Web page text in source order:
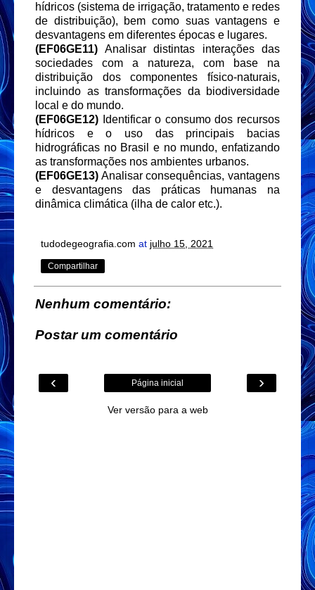
hídricos (sistema de irrigação, tratamento e redes
de distribuição), bem como suas vantagens e
desvantagens em diferentes épocas e lugares.
(EF06GE11) Analisar distintas interações das
sociedades com a natureza, com base na
distribuição dos componentes físico-naturais,
incluindo as transformações da biodiversidade
local e do mundo.
(EF06GE12) Identificar o consumo dos recursos
hídricos e o uso das principais bacias
hidrográficas no Brasil e no mundo, enfatizando
as transformações nos ambientes urbanos.
(EF06GE13) Analisar consequências, vantagens
e desvantagens das práticas humanas na
dinâmica climática (ilha de calor etc.).
tudodegeografia.com at julho 15, 2021
Compartilhar
Nenhum comentário:
Postar um comentário
‹ ›
Página inicial
Ver versão para a web